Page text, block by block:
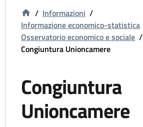
/ Informazioni /
Informazione economico-statistica
Osservatorio economico e sociale /
Congiuntura Unioncamere
Congiuntura
Unioncamere